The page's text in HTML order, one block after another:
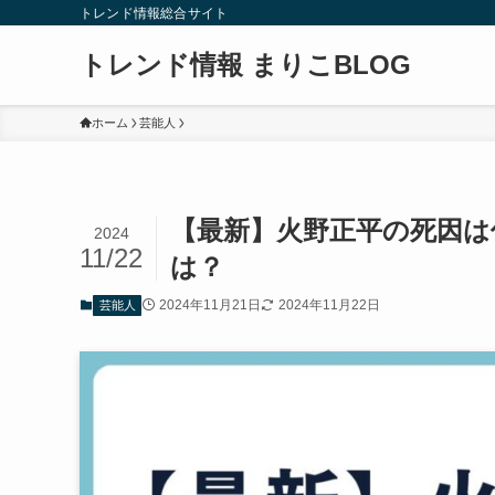
トレンド情報総合サイト
トレンド情報 まりこBLOG
ホーム 芸能人
【最新】火野正平の死因
は？
2024
11/22
芸能人 2024年11月21日 2024年11月22日